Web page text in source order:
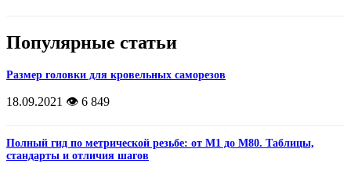
Популярные статьи
Размер головки для кровельных саморезов
18.09.2021 👁️ 6 849
Полный гид по метрической резьбе: от М1 до М80. Таблицы,
стандарты и отличия шагов